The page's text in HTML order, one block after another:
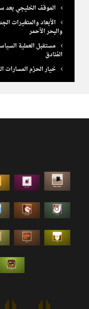
الموقف الخليجي
الأبعاد والمتغيرات
والبحر الأحمر
مستقبل العملية
الفنادق
خيار الحزم المسارات